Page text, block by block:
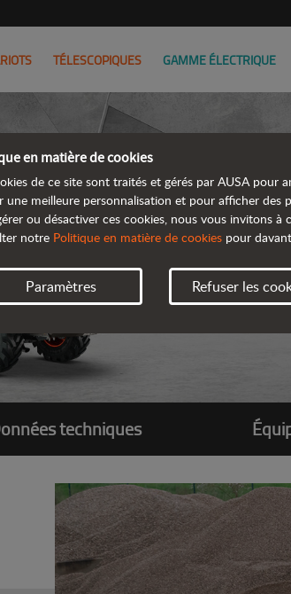
TÉLESCOPIQUES GAMME ÉLECTRIQUE
techniques
en matière de cookies
de ce site sont traités et gérés par AUSA pour
une meilleure personnalisation et pour afficher des
ou désactiver ces cookies, nous vous invitons à
notre Politique en matière de cookies pour
Paramètres Refuser les